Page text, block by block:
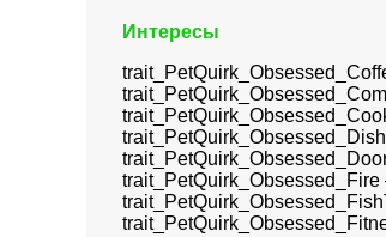
Интересы